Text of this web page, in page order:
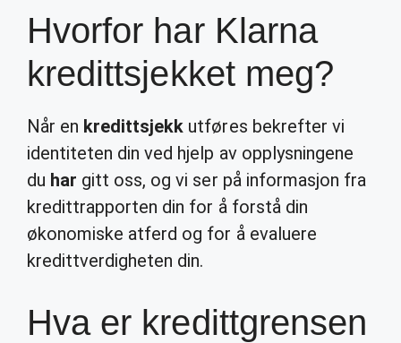
Hvorfor har Klarna
kredittsjekket meg?
Når en kredittsjekk utføres bekrefter vi
identiteten din ved hjelp av opplysningene
du har gitt oss, og vi ser på informasjon fra
kredittrapporten din for å forstå din
økonomiske atferd og for å evaluere
kredittverdigheten din.
Hva er kredittgrensen